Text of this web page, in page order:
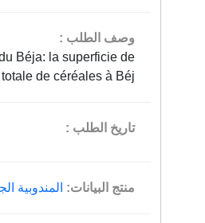
وصف الطلب :
Béja: la superficie de
de céréales à Béj…
تاريخ الطلب :
منتج البيانات: المندوبية